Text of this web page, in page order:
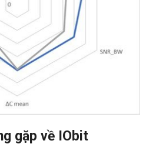
gặp về IObit